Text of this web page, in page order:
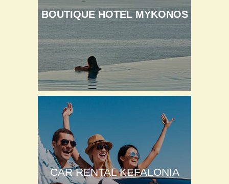
BOUTIQUE HOTEL MYKONOS
CAR RENTAL KEFALONIA